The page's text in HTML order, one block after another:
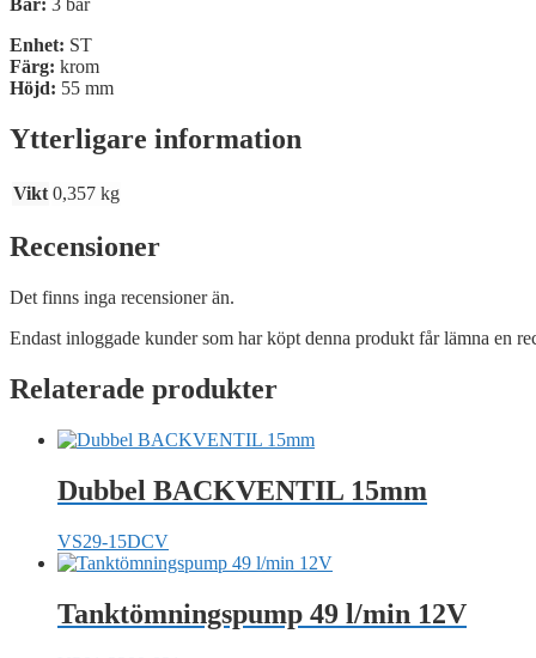
Enhet: ST
Färg: krom
Höjd: 55 mm
Ytterligare information
Vikt 0,357 kg
Recensioner
Det finns inga recensioner än.
Endast inloggade kunder som har köpt denna produkt får lämna en
Relaterade produkter
Dubbel BACKVENTIL 15mm
VS29-15DCV
Tanktömningspump 49 l/min 12V